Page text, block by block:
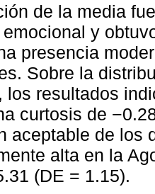
de la media
y
presencia
Sobre la
los resultados
curtosis de
aceptable de los
alta en la
(DE = 1.15).